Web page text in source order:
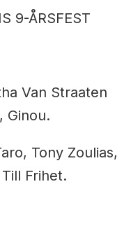
9-ÅRSFEST
Van Straaten
Ginou.
Tony Zoulias,
Frihet.